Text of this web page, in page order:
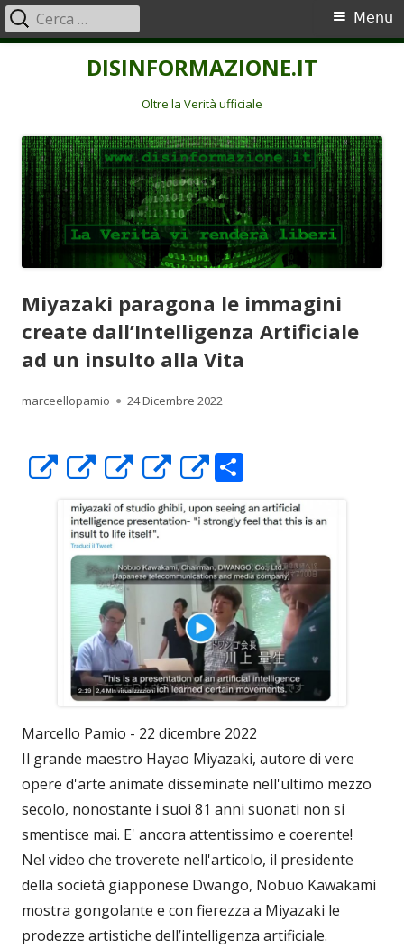
DISINFORMAZIONE.IT
Oltre la Verità ufficiale
Menu
principale
Menu
Ricerca
per:
Miyazaki paragona le immagini
create dall’Intelligenza Artificiale
ad un insulto alla Vita
Autore
marceellopamio Pubblicato
24 Dicembre 2022
Apre
in
una
nuova
finestra
Apre
in
una
nuova
finestra
Apre
in
una
nuova
finestra
Apre
in
una
nuova
finestra
Apre
in
una
nuova
finestra
o
n
di
vi
di
Marcello Pamio - 22 dicembre 2022
Il grande maestro Hayao Miyazaki, autore di vere
opere d'arte animate disseminate nell'ultimo mezzo
secolo, nonostante i suoi 81 anni suonati non si
smentisce mai. E' ancora attentissimo e coerente!
Nel video che troverete nell'articolo, il presidente
della società giapponese Dwango, Nobuo Kawakami
mostra gongolante e con fierezza a Miyazaki le
prodezze artistiche dell’intelligenza artificiale.